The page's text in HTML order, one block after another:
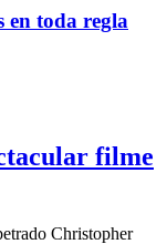
en toda regla
filme
Christopher